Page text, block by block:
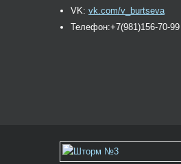
VK: vk.com/v_burtseva
Телефон:+7(981)156-70-